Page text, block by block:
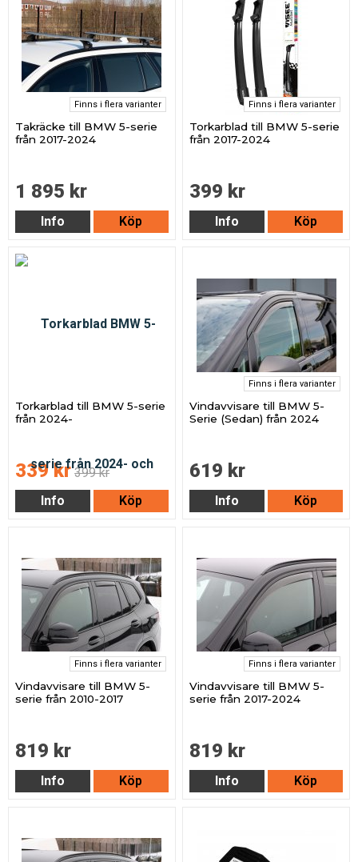
Finns i flera varianter
Takräcke till BMW 5-serie
från 2017-2024
1 895 kr
Info Köp
Finns i flera varianter
Torkarblad till BMW 5-serie
från 2017-2024
399 kr
Info Köp
Torkarblad till BMW 5-serie
från 2024-
339 kr 399 kr
Info
Köp
Finns i flera varianter
Vindavvisare till BMW 5-
Serie (Sedan) från 2024
619 kr
Info Köp
Finns i flera varianter
Vindavvisare till BMW 5-
serie från 2010-2017
819 kr
Info Köp
Finns i flera varianter
Vindavvisare till BMW 5-
serie från 2017-2024
819 kr
Info Köp